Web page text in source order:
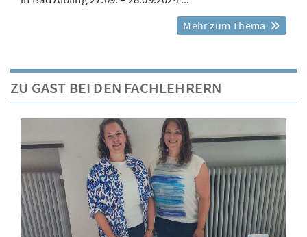
Mehr zum Thema
ZU GAST BEI DEN FACHLEHRERN